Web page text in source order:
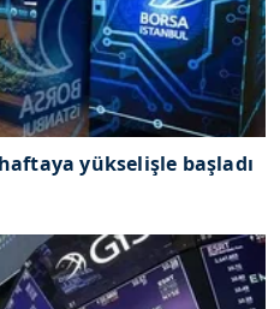
yükselişle başladı